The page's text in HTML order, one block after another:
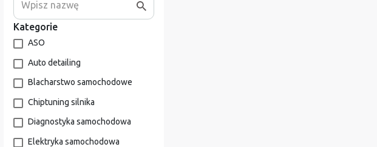
Kategorie
ASO
Auto detailing
Blacharstwo samochodowe
Chiptuning silnika
Diagnostyka samochodowa
Elektryka samochodowa